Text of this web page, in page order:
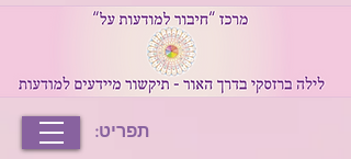
תפריט: